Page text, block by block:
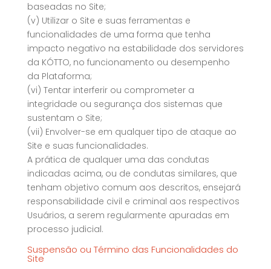
baseadas no Site;
(v) Utilizar o Site e suas ferramentas e
funcionalidades de uma forma que tenha
impacto negativo na estabilidade dos servidores
da KÓTTO, no funcionamento ou desempenho
da Plataforma;
(vi) Tentar interferir ou comprometer a
integridade ou segurança dos sistemas que
sustentam o Site;
(vii) Envolver-se em qualquer tipo de ataque ao
Site e suas funcionalidades.
A prática de qualquer uma das condutas
indicadas acima, ou de condutas similares, que
tenham objetivo comum aos descritos, ensejará
responsabilidade civil e criminal aos respectivos
Usuários, a serem regularmente apuradas em
processo judicial.
Suspensão ou Término das Funcionalidades do
Site